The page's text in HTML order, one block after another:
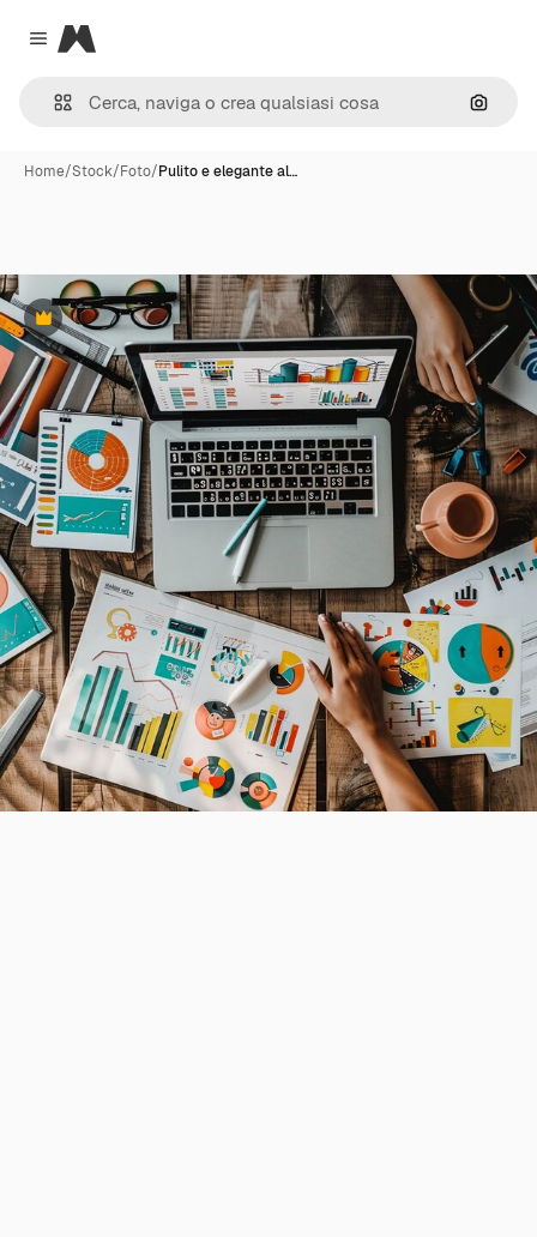
Close menu
Magnific
Cerca
Home/Stock/Foto/Pulito e elegante al…
Premium